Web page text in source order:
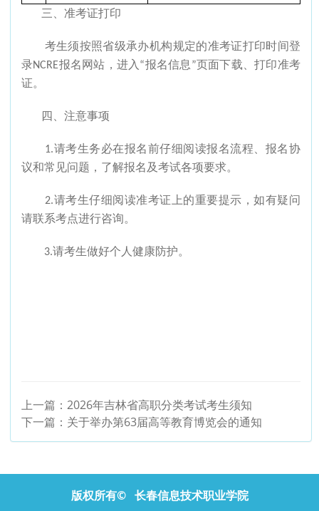
三、准考证打印
考生须按照省级承办机构规定的准考证打印时间登
录NCRE报名网站，进入“报名信息”页面下载、打印准考
证。
四、注意事项
1.请考生务必在报名前仔细阅读报名流程、报名协
议和常见问题，了解报名及考试各项要求。
2.请考生仔细阅读准考证上的重要提示，如有疑问
请联系考点进行咨询。
3.请考生做好个人健康防护。
上一篇： 2026年吉林省高职分类考试考生须知
下一篇： 关于举办第63届高等教育博览会的通知
版权所有© 长春信息技术职业学院